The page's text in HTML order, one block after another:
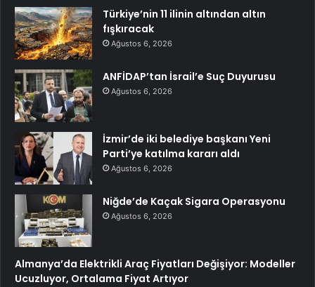
Türkiye’nin 11 ilinin altından altın
fışkıracak
Ağustos 6, 2026
ANFİDAP’tan İsrail’e Suç Duyurusu
Ağustos 6, 2026
İzmir’de iki belediye başkanı Yeni
Parti’ye katılma kararı aldı
Ağustos 6, 2026
Niğde’de Kaçak Sigara Operasyonu
Ağustos 6, 2026
Almanya’da Elektrikli Araç Fiyatları Değişiyor: Modeller
Ucuzluyor, Ortalama Fiyat Artıyor